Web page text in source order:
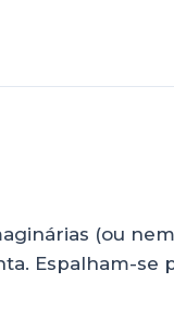
(ou
Espalham-se